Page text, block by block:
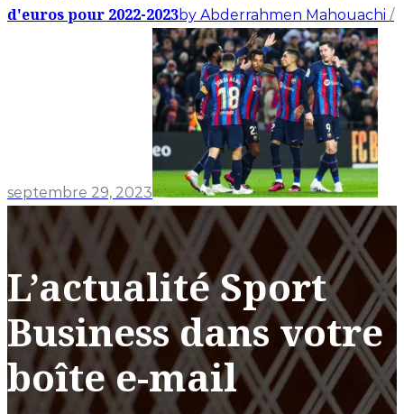
d'euros pour 2022-2023by Abderrahmen Mahouachi /
septembre 29, 2023
L’actualité Sport
Business dans votre
boîte e-mail